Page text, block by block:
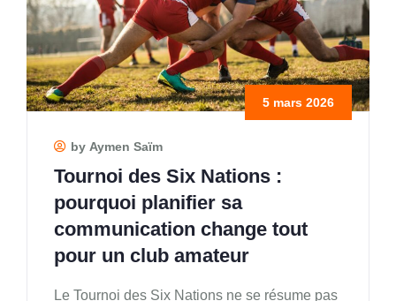
5 mars 2026
by Aymen Saïm
Tournoi des Six Nations :
pourquoi planifier sa
communication change tout
pour un club amateur
Le Tournoi des Six Nations ne se résume pas